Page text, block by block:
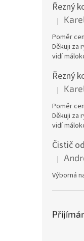
|
Poměr
Děkuji za
vidí
|
Poměr
Děkuji za
vidí
Čistič
|
Výborná